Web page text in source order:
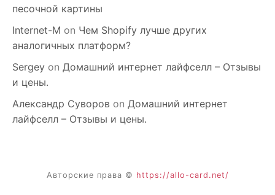
песочной картины
Internet-M on Чем Shopify лучше других
аналогичных платформ?
Sergey on Домашний интернет лайфселл – Отзывы
и цены.
Александр Суворов on Домашний интернет
лайфселл – Отзывы и цены.
Авторские права © https://allo-card.net/